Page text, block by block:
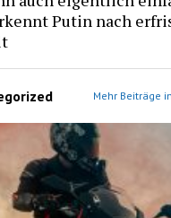
Putin nach
Mehr Beiträge